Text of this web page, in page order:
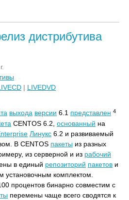
дистрибутива
| LIVEDVD
выхода версии 6.1 представлен 4
CENTOS 6.2, основанный на
Линукс 6.2 и развиваемый
В CENTOS пакеты из разных
из серверной и из рабочий
в единый репозиторий пакетов и
установочным комплектом.
процентов бинарно совместим с
перемены чаще всего сводятся к